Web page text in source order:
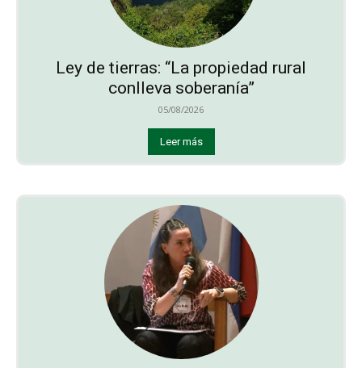
Ley de tierras: “La propiedad rural
conlleva soberanía”
05/08/2026
Leer más